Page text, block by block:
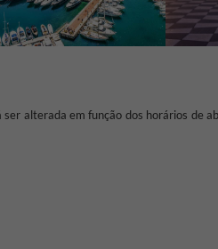
alterada em função dos horários de